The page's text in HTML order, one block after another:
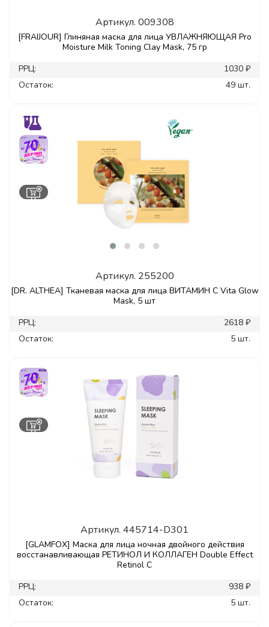
Артикул. 009308
[FRAIJOUR] Глиняная маска для лица УВЛАЖНЯЮЩАЯ Pro
Moisture Milk Toning Clay Mask, 75 гр
РРЦ:
1030 ₽
Остаток:
49 шт.
Артикул. 255200
[DR. ALTHEA] Тканевая маска для лица ВИТАМИН С Vita Glow
Mask, 5 шт
РРЦ:
2618 ₽
Остаток:
5 шт.
Артикул. 445714-D301
[GLAMFOX] Маска для лица ночная двойного действия
восстанавливающая РЕТИНОЛ И КОЛЛАГЕН Double Effect
Retinol C
РРЦ:
938 ₽
Остаток:
5 шт.